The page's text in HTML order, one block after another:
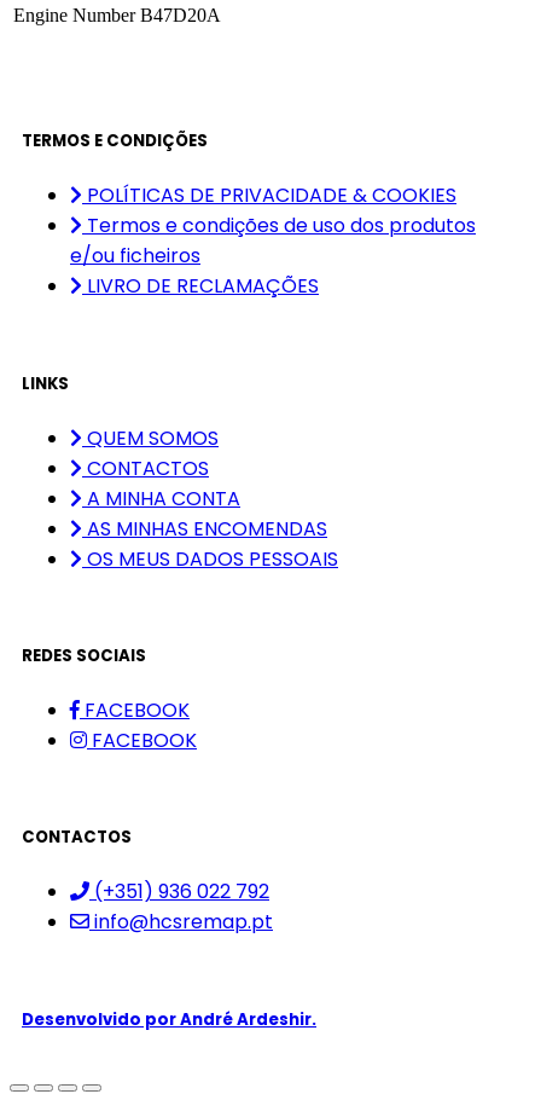
Engine Number B47D20A
TERMOS E CONDIÇÕES
POLÍTICAS DE PRIVACIDADE & COOKIES
Termos e condições de uso dos produtos
e/ou ficheiros
LIVRO DE RECLAMAÇÕES
LINKS
QUEM SOMOS
CONTACTOS
A MINHA CONTA
AS MINHAS ENCOMENDAS
OS MEUS DADOS PESSOAIS
REDES SOCIAIS
FACEBOOK
FACEBOOK
CONTACTOS
(+351) 936 022 792
info@hcsremap.pt
Desenvolvido porAndré Ardeshir.